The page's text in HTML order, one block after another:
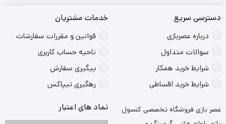
دسترسی سریع
درباره عصربازی
سوالات متداول
شرایط خرید همکار
شرایط خرید اقساطی
خدمات مشتریان
قوانین و مقررات سفارشات
ناحیه حساب کاربری
پیگیری سفارش
رهگیری تیپاکس
عصر بازی فروشگاه تخصصی کنسول
نماد های اعتبار